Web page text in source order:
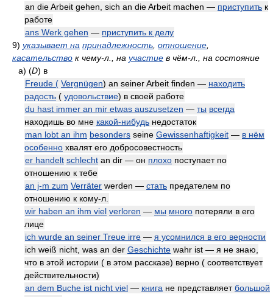
an die Arbeit gehen, sich an die Arbeit machen — приступить к
работе
ans Werk gehen — приступить к делу
9) указывает на принадлежность отношение
касательство к чему-л., на участие в чём-л., на состояние
а) (D) в
Freude ( Vergnügen) an seiner Arbeit finden — находить
радость ( удовольствие) в своей работе
du hast immer an mir etwas auszusetzen — ты всегда
находишь во мне какой-нибудь недостаток
man lobt an ihm besonders seine Gewissenhaftigkeit — в нём
особенно хвалят его добросовестность
er handelt schlecht an dir — он плохо поступает по
отношению к тебе
an j-m zum Verräter werden — стать предателем по
отношению к кому-л.
wir haben an ihm viel verloren — мы много потеряли в его
лице
ich wurde an seiner Treue irre — я усомнился в его верности
ich weiß nicht, was an der Geschichte wahr ist — я не знаю,
что в этой истории ( в этом рассказе) верно ( соответствует
действительности)
an dem Buche ist nicht viel — книга не представляетбольшой